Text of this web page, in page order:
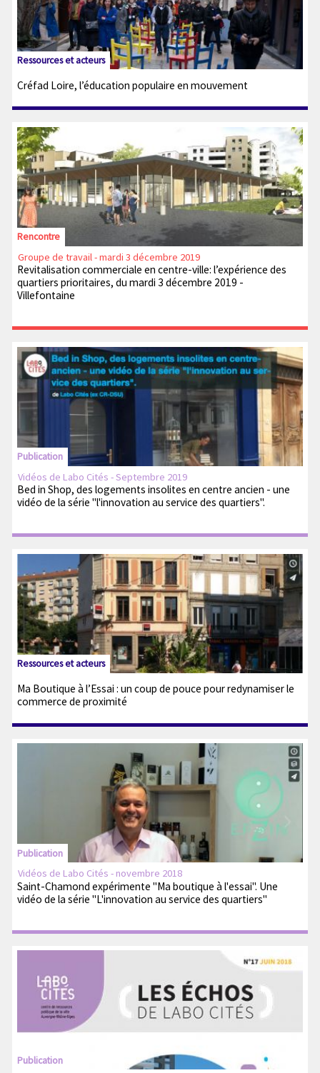
Ressources et acteurs
Créfad Loire, l’éducation populaire en mouvement
Rencontre
Groupe de travail - mardi 3 décembre 2019
Revitalisation commerciale en centre-ville: l’expérience des
quartiers prioritaires, du mardi 3 décembre 2019 -
Villefontaine
Publication
Vidéos de Labo Cités - Septembre 2019
Bed in Shop, des logements insolites en centre ancien - une
vidéo de la série "l'innovation au service des quartiers".
Ressources et acteurs
Ma Boutique à l’Essai : un coup de pouce pour redynamiser le
commerce de proximité
Publication
Vidéos de Labo Cités - novembre 2018
Saint-Chamond expérimente "Ma boutique à l'essai". Une
vidéo de la série "L'innovation au service des quartiers"
Publication